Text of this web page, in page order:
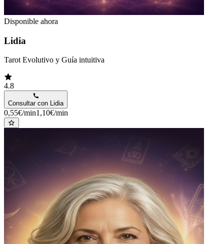
Disponible ahora
Lidia
Tarot Evolutivo y Guía intuitiva
4.8
Consultar con Lidia
0,55€/min1,10€/min